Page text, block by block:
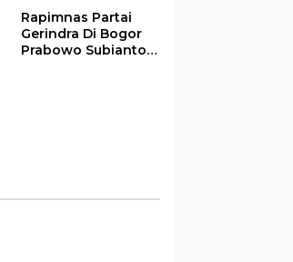
Rapimnas Partai
Gerindra Di Bogor
Prabowo Subianto